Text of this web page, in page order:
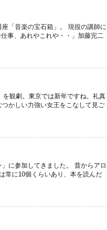
「音楽の宝石箱」。 現役の講師に
事、あれやこれや・・」加藤完二
観劇。東京では新年ですね。礼真
かしい力強い女王をこなして見ご
に参加してきました。 昔からアロ
常に10個くらいあり、本を読んだ